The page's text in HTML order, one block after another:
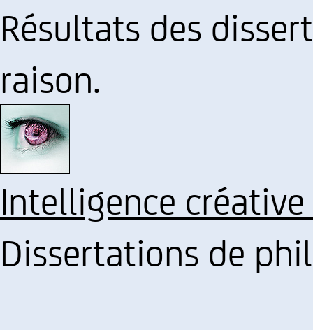
Résultats des
raison.
Intelligence
Dissertations de